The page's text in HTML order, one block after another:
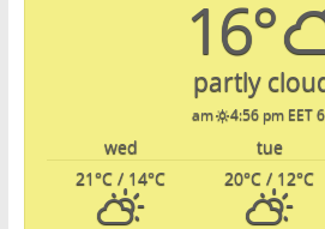
16°
partly
4:56 pm EET
tue
wed
20°C / 12°C
21°C / 14°C